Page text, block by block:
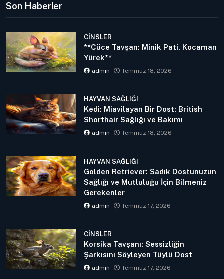
Son Haberler
CINSLER
**Cüce Tavşan: Minik Pati, Kocaman
Yürek**
admin Temmuz 18, 2026
HAYVAN SAĞLIĞI
Kedi: Miavilayan Bir Dost: British
Shorthair Sağlığı ve Bakımı
admin Temmuz 18, 2026
HAYVAN SAĞLIĞI
Golden Retriever: Sadık Dostunuzun
Sağlığı ve Mutluluğu İçin Bilmeniz
Gerekenler
admin Temmuz 17, 2026
CINSLER
Korsika Tavşanı: Sessizliğin
Şarkısını Söyleyen Tüylü Dost
admin Temmuz 17, 2026